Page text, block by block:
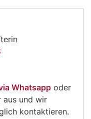
Whatsapp oder
aus und wir
kontaktieren.